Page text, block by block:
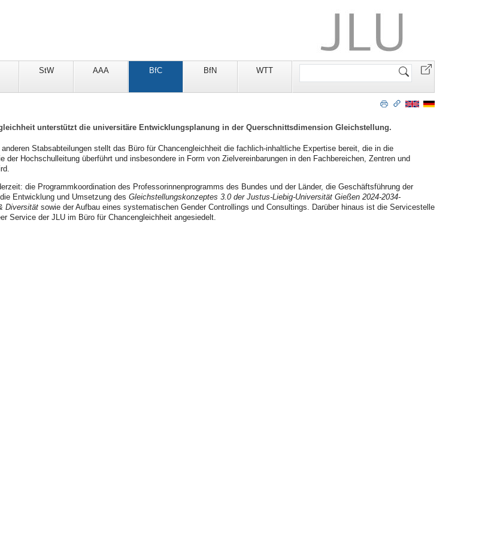
StW AAA BfC BfN WTT
Website
unterstützt die universitäre Entwicklungsplanung in der Querschnittsdimension Gleichstellung.
Stabsabteilungen stellt das Büro für Chancengleichheit die fachlich-inhaltliche Expertise bereit, die in die
der Hochschulleitung überführt und insbesondere in Form von Zielvereinbarungen in den Fachbereichen, Zentren und
die Programmkoordination des Professorinnenprogramms des Bundes und der Länder, die Geschäftsführung der
Entwicklung und Umsetzung des Gleichstellungskonzeptes 3.0 der Justus-Liebig-Universität Gießen 2024-2034-
Diversität sowie der Aufbau eines systematischen Gender Controllings und Consultings. Darüber hinaus ist die Servicestelle
Service der JLU im Büro für Chancengleichheit angesiedelt.